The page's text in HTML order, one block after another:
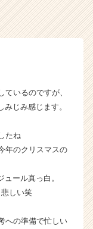
いるのですが、
じみ感じます。
たね
年のクリスマスの
ュール真っ白。
しい笑
への準備で忙しい